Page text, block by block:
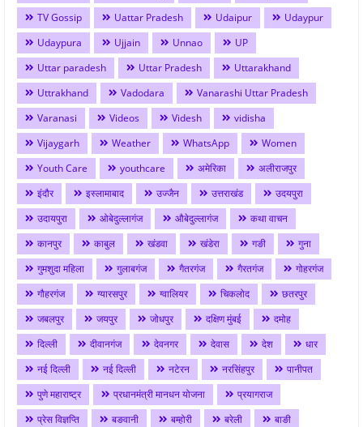
TV Gossip
Uattar Pradesh Udaipur
Udaypur
Udaypura
Ujjain Unnao
UP
Uttar paradesh
Uttar Pradesh
Uttarakhand
Uttrakhand
Vadodara
Vanarashi Uttar Pradesh
Varanasi
Videos Videsh
vidisha
Vijaygarh
Weather WhatsApp
Women
Youth Care
youthcare अमेरिका
अलीराजपुर
इंदौर
इस्लामाबाद उज्जैन उत्तराखंड
उदयपुरा
उदायपुरा
ओबेदुल्लागंज औबेदुल्लागंज
कथा वाचन
कानपुर
काबुल खंडवा खंडेरा गङी
गुना
गुमशुदा महिला
गुलाबगंज गैतरगंज गैरतगंज
गोहरगंज
गौहरगंज
ग्यारसपुर ग्वालियर चिकलोद
छतरपुर
जबलपुर
जयपुर जोधपुर दक्षिण मुंबई
दमोह
दिल्ली
दीवानगंज देवनगर देवास देश
धार
नई दिल्ली
नई दिल्ली नटेरन नरसिंहपुर
पानीपत
पुणे महाराष्ट्र
प्रधानमंत्री मानधन योजना
प्रयागराज
प्रेस विज्ञप्ति
बङवानी बम्होरी बरेली
बाङी